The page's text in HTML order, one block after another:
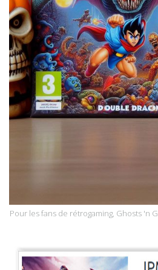
Pour les fans de rétrogaming, Ghosts 'n